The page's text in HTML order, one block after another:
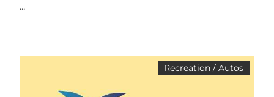
...
Recreation / Autos